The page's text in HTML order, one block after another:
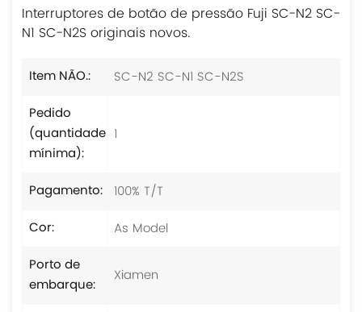
Interruptores de botão de pressão Fuji SC-N2 SC-
N1 SC-N2S originais novos.
Item NÃO.:
SC-N2 SC-N1 SC-N2S
Pedido
(quantidade
mínima):
1
Pagamento: 100% T/T
Cor:
As Model
Porto de
embarque:
Xiamen